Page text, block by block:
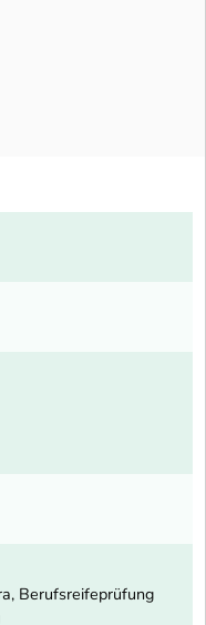
Link
Berufsreifeprüfung